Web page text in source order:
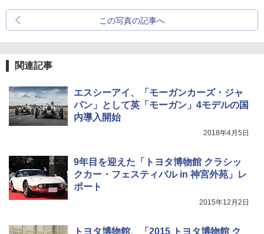
この写真の記事へ
関連記事
エスシーアイ、「モーガンカーズ・ジャ
パン」として英「モーガン」4モデルの国
内導入開始
2018年4月5日
9年目を迎えた「トヨタ博物館 クラシッ
クカー・フェスティバル in 神宮外苑」レ
ポート
2015年12月2日
トヨタ博物館、「2015 トヨタ博物館 ク